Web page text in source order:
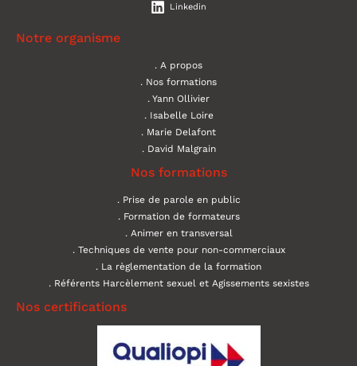
Linkedin
Notre organisme
A propos
Nos formations
Yann Ollivier
Isabelle Loire
Marie Delafont
David Malgrain
Nos formations
Prise de parole en public
Formation de formateurs
Animer en transversal
Techniques de vente pour non-commerciaux
La règlementation de la formation
Référents Harcèlement sexuel et Agissements sexistes
Nos certifications